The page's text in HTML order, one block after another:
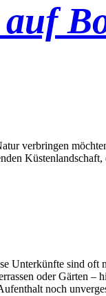
auf
verbringen
Unterkünfte sind oft
oder Gärten –
noch